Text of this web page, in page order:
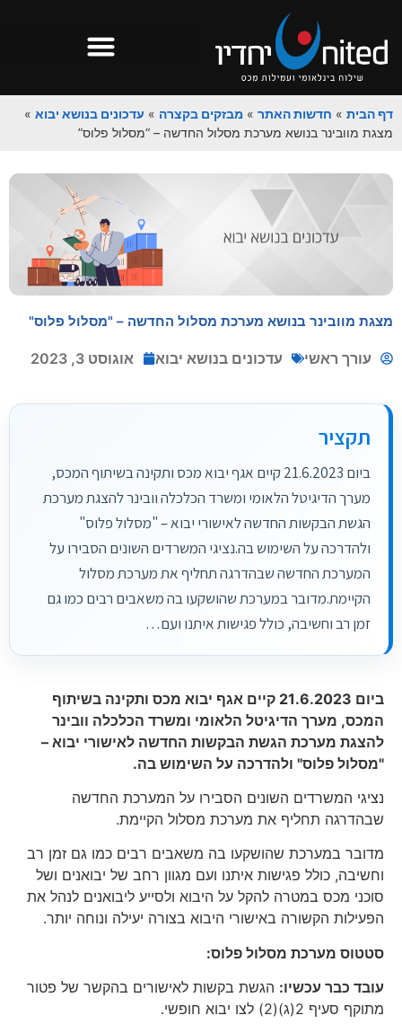
דף הבית » חדשות האתר » מבזקים בקצרה » עדכונים בנושא יבוא »
מצגת מוובינר בנושא מערכת מסלול החדשה – “מסלול פלוס”
מצגת מוובינר בנושא מערכת מסלול החדשה – "מסלול פלוס"
עורך ראשי עדכונים בנושא יבוא אוגוסט 3, 2023
תקציר
ביום 21.6.2023 קיים אגף יבוא מכס ותקינה בשיתוף המכס,
מערך הדיגיטל הלאומי ומשרד הכלכלה וובינר להצגת מערכת
הגשת הבקשות החדשה לאישורי יבוא – "מסלול פלוס"
ולהדרכה על השימוש בה.נציגי המשרדים השונים הסבירו על
המערכת החדשה שבהדרגה תחליף את מערכת מסלול
הקיימת.מדובר במערכת שהושקעו בה משאבים רבים כמו גם
זמן רב וחשיבה, כולל פגישות איתנו ועם…
ביום 21.6.2023 קיים אגף יבוא מכס ותקינה בשיתוף
המכס, מערך הדיגיטל הלאומי ומשרד הכלכלה וובינר
להצגת מערכת הגשת הבקשות החדשה לאישורי יבוא –
"מסלול פלוס" ולהדרכה על השימוש בה.
נציגי המשרדים השונים הסבירו על המערכת החדשה
שבהדרגה תחליף את מערכת מסלול הקיימת.
מדובר במערכת שהושקעו בה משאבים רבים כמו גם זמן רב
וחשיבה, כולל פגישות איתנו ועם מגוון רחב של יבואנים ושל
סוכני מכס במטרה להקל על היבוא ולסייע ליבואנים לנהל את
הפעילות הקשורה באישורי היבוא בצורה יעילה ונוחה יותר.
סטטוס מערכת מסלול פלוס:
עובד כבר עכשיו: הגשת בקשות לאישורים בהקשר של פטור
מתוקף סעיף 2(ג)(2) לצו יבוא חופשי.